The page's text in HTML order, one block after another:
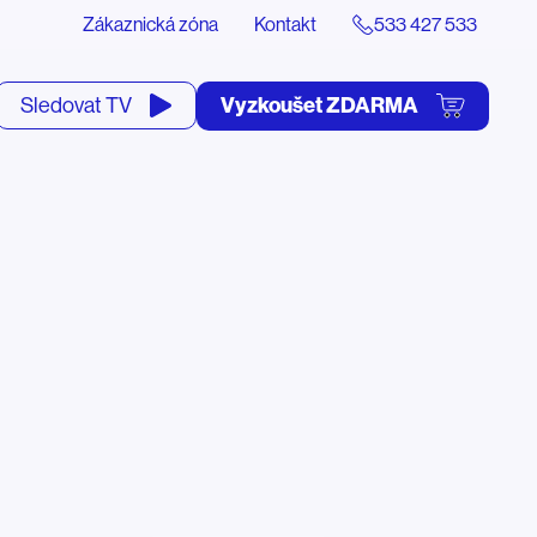
Zákaznická zóna Kontakt 533 427 533
Sledovat TV Vyzkoušet ZDARMA